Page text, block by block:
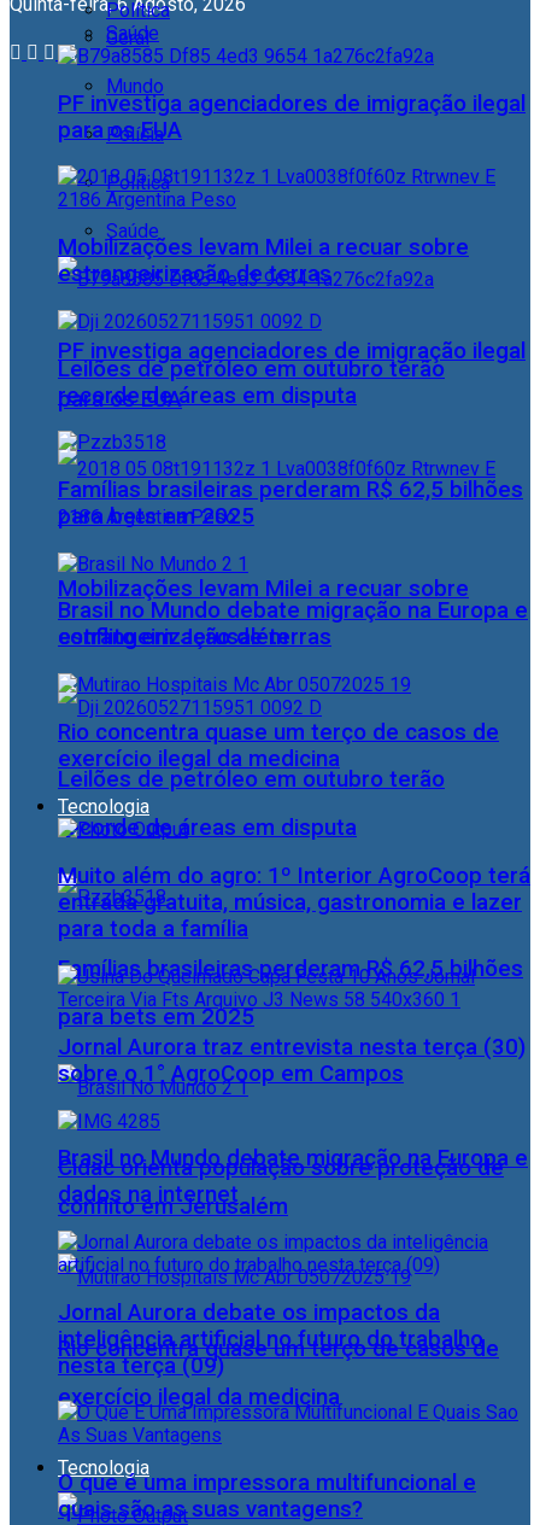
Geral
Mundo
Polícia
Política
Saúde
PF investiga agenciadores de imigração ilegal
para os EUA
Mobilizações levam Milei a recuar sobre
estrangeirização de terras
Leilões de petróleo em outubro terão
recorde de áreas em disputa
Famílias brasileiras perderam R$ 62,5 bilhões
para bets em 2025
Brasil no Mundo debate migração na Europa e
conflito em Jerusalém
Rio concentra quase um terço de casos de
exercício ilegal da medicina
Tecnologia
Política
Saúde
PF investiga agenciadores de imigração ilegal
para os EUA
Mobilizações levam Milei a recuar sobre
estrangeirização de terras
Leilões de petróleo em outubro terão
recorde de áreas em disputa
Famílias brasileiras perderam R$ 62,5 bilhões
para bets em 2025
Brasil no Mundo debate migração na Europa e
conflito em Jerusalém
Rio concentra quase um terço de casos de
exercício ilegal da medicina
Tecnologia
Muito além do agro: 1º Interior AgroCoop terá
entrada gratuita, música, gastronomia e lazer
para toda a família
Jornal Aurora traz entrevista nesta terça (30)
sobre o 1° AgroCoop em Campos
Cidac orienta população sobre proteção de
dados na internet
Jornal Aurora debate os impactos da
inteligência artificial no futuro do trabalho
nesta terça (09)
O que é uma impressora multifuncional e
quais são as suas vantagens?